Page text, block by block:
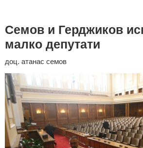
Семов и Герджиков
малко депутати
доц. атанас семов